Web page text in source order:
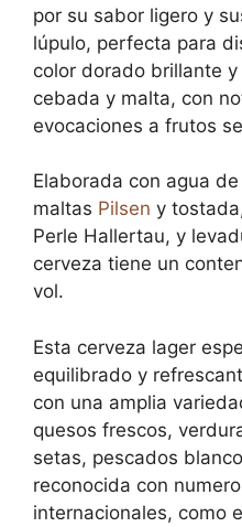
por su sabor ligero y
lúpulo, perfecta para
color dorado brillante
cebada y malta, con
evocaciones a frutos
Elaborada con agua
maltas Pilsen y
Perle Hallertau, y
cerveza tiene un
vol.
Esta cerveza lager
equilibrado y
con una amplia
quesos frescos,
setas, pescados
reconocida con
internacionales, como